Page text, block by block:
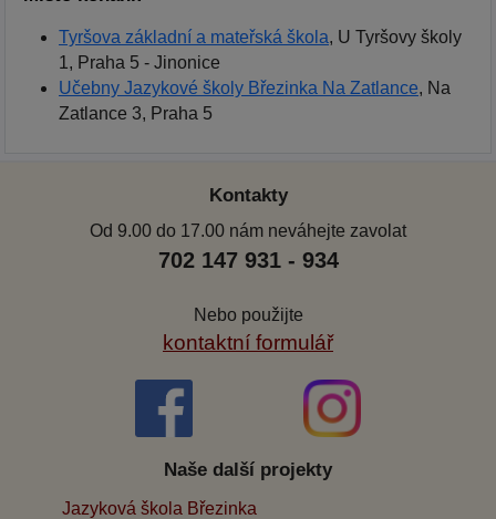
Tyršova základní a mateřská škola, U Tyršovy školy
1, Praha 5 - Jinonice
Učebny Jazykové školy Březinka Na Zatlance, Na
Zatlance 3, Praha 5
Kontakty
Od 9.00 do 17.00 nám neváhejte zavolat
702 147 931 - 934
Nebo použijte
kontaktní formulář
Naše další projekty
Jazyková škola Březinka